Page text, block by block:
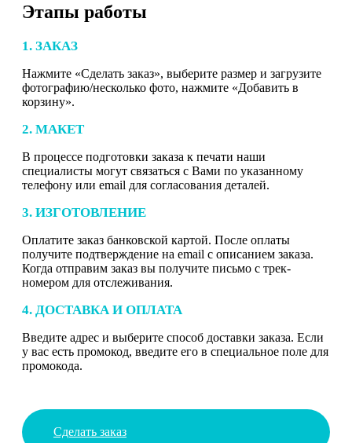
Этапы работы
1. ЗАКАЗ
Нажмите «Сделать заказ», выберите размер и загрузите
фотографию/несколько фото, нажмите «Добавить в
корзину».
2. МАКЕТ
В процессе подготовки заказа к печати наши
специалисты могут связаться с Вами по указанному
телефону или email для согласования деталей.
3. ИЗГОТОВЛЕНИЕ
Оплатите заказ банковской картой. После оплаты
получите подтверждение на email с описанием заказа.
Когда отправим заказ вы получите письмо с трек-
номером для отслеживания.
4. ДОСТАВКА И ОПЛАТА
Введите адрес и выберите способ доставки заказа. Если
у вас есть промокод, введите его в специальное поле для
промокода.
Сделать заказ